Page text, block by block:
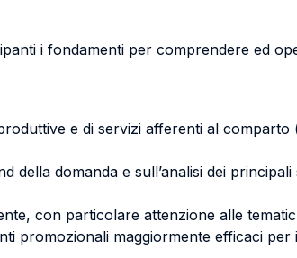
i fondamenti per comprendere ed
e di servizi afferenti al
della domanda e sull’analisi dei
con particolare attenzione alle
promozionali maggiormente efficaci